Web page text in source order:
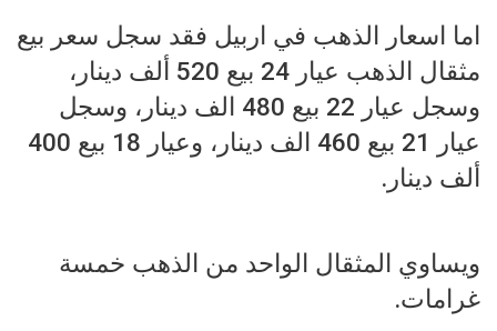
اما اسعار الذهب في اربيل فقد سجل سعر بيع
مثقال الذهب عيار 24 بيع 520 ألف دينار،
وسجل عيار 22 بيع 480 الف دينار، وسجل
عيار 21 بيع 460 الف دينار، وعيار 18 بيع 400
ألف دينار.
ويساوي المثقال الواحد من الذهب خمسة
غرامات.